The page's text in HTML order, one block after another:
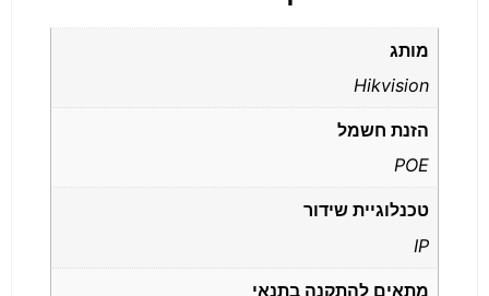
מותג
Hikvision
הזנת חשמל
POE
טכנלוגיית שידור
IP
מתאים להתקנה בתנאי